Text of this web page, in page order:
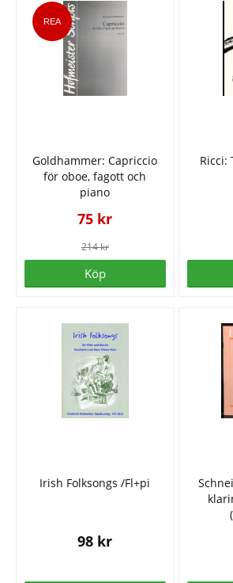
Goldhammer: Capriccio
för oboe, fagott och
piano
75 kr
214 kr
Köp
Ricci:
Irish Folksongs /Fl+pi
98 kr